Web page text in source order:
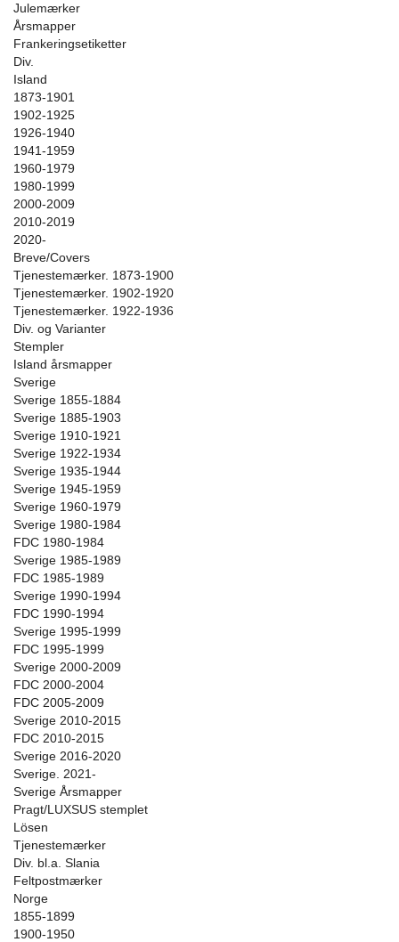
Julemærker
Årsmapper
Frankeringsetiketter
Div.
Island
1873-1901
1902-1925
1926-1940
1941-1959
1960-1979
1980-1999
2000-2009
2010-2019
2020-
Breve/Covers
Tjenestemærker. 1873-1900
Tjenestemærker. 1902-1920
Tjenestemærker. 1922-1936
Div. og Varianter
Stempler
Island årsmapper
Sverige
Sverige 1855-1884
Sverige 1885-1903
Sverige 1910-1921
Sverige 1922-1934
Sverige 1935-1944
Sverige 1945-1959
Sverige 1960-1979
Sverige 1980-1984
FDC 1980-1984
Sverige 1985-1989
FDC 1985-1989
Sverige 1990-1994
FDC 1990-1994
Sverige 1995-1999
FDC 1995-1999
Sverige 2000-2009
FDC 2000-2004
FDC 2005-2009
Sverige 2010-2015
FDC 2010-2015
Sverige 2016-2020
Sverige. 2021-
Sverige Årsmapper
Pragt/LUXSUS stemplet
Lösen
Tjenestemærker
Div. bl.a. Slania
Feltpostmærker
Norge
1855-1899
1900-1950